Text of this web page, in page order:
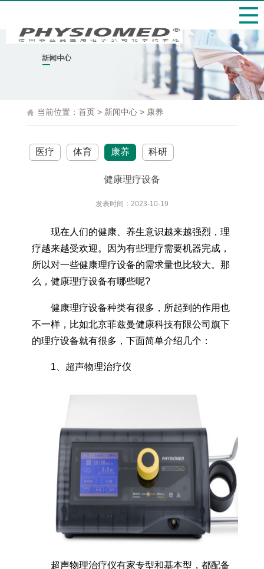
当前位置： 首页 > 新闻中心 > 康养
医疗 体育 康养 科研
健康理疗设备
发表时间：2023-10-19
现在人们的健康、养生意识越来越强烈，理
疗越来越受欢迎。因为有些理疗需要机器完成，
所以对一些健康理疗设备的需求量也比较大。那
么，健康理疗设备有哪些呢?
健康理疗设备种类有很多，所起到的作用也
不一样，比如北京菲兹曼健康科技有限公司旗下
的理疗设备就有很多，下面简单介绍几个：
1、超声物理治疗仪
超声物理治疗仪有家专型和基本型，都配备